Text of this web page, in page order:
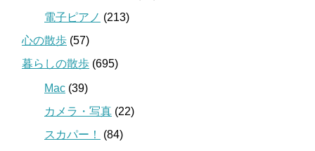
電子ピアノ (213)
心の散歩 (57)
暮らしの散歩 (695)
Mac (39)
カメラ・写真 (22)
スカパー！
(84)